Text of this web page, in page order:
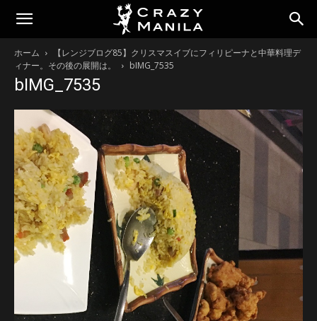
ホーム
【レンジブログ85】クリスマスイブにフィリピーナと中華料理デ
ィナー。その後の展開は。
bIMG_7535
bIMG_7535